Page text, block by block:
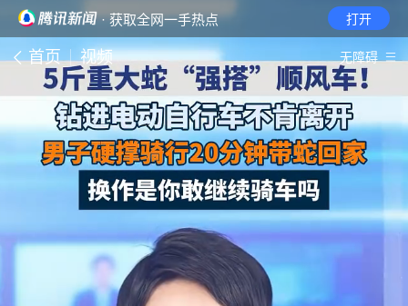
· 获取全网一手热点 打开
首页 视频 无障碍